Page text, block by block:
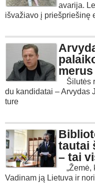
avarija.
išvažiavo į priešpriešinę
merus
Šilutės
du kandidatai – Arvydas
ture
tautai
– tai
„Žemė,
Vadinam ją Lietuva ir